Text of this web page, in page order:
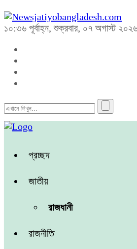
১০:৩৬ পূর্বাহ্ন, শুক্রবার, ০৭ অগাস্ট
প্রচ্ছদ
জাতীয়
রাজধানী
রাজনীতি